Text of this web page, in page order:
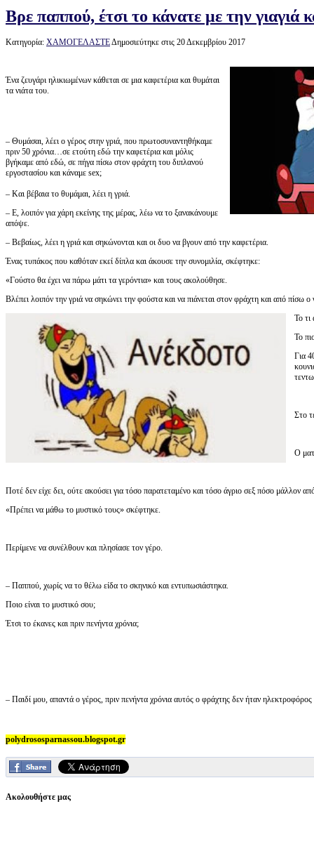
Βρε παππού, έτσι το κάνατε με την γιαγιά
Κατηγορία: ΧΑΜΟΓΕΛΑΣΤΕΔημοσιεύτηκε στις 20 Δεκεμβρίου 2017
Ένα ζευγάρι ηλικιωμένων κάθεται σε μια καφετέρια και θυμάται
τα νιάτα του.
– Θυμάσαι, λέει ο γέρος στην γριά, που πρωτοσυναντηθήκαμε
πριν 50 χρόνια…σε ετούτη εδώ την καφετέρια και μόλις
βγήκαμε από εδώ, σε πήγα πίσω στον φράχτη του διπλανού
εργοστασίου και κάναμε sex;
– Και βέβαια το θυμάμαι, λέει η γριά.
– Ε, λοιπόν για χάρη εκείνης της μέρας, λέω να το ξανακάνουμε
απόψε.
– Βεβαίως, λέει η γριά και σηκώνονται και οι δυο να βγουν από την καφετέρια.
Ένας τυπάκος που καθόταν εκεί δίπλα και άκουσε την συνομιλία, σκέφτηκε:
«Γούστο θα έχει να πάρω μάτι τα γερόντια» και τους ακολούθησε.
Βλέπει λοιπόν την γριά να σηκώνει την φούστα και να πιάνεται στον φράχτη και από πίσω ο
Το τι
Το
Για
Στο
Ο
Ποτέ δεν είχε δει, ούτε ακούσει για τόσο παρατεταμένο και τόσο άγριο σεξ πόσο μάλλον
«Πρέπει να μάθω το μυστικό τους» σκέφτηκε.
Περίμενε να συνέλθουν και πλησίασε τον γέρο.
– Παππού, χωρίς να το θέλω είδα το σκηνικό και εντυπωσιάστηκα.
Ποιο είναι το μυστικό σου;
Έτσι το έκανες και πριν πενήντα χρόνια;
– Παιδί μου, απαντά ο γέρος, πριν πενήντα χρόνια αυτός ο φράχτης δεν ήταν ηλεκτροφόρος
polydrososparnassou.blogspot.gr
Ακολουθήστε μας